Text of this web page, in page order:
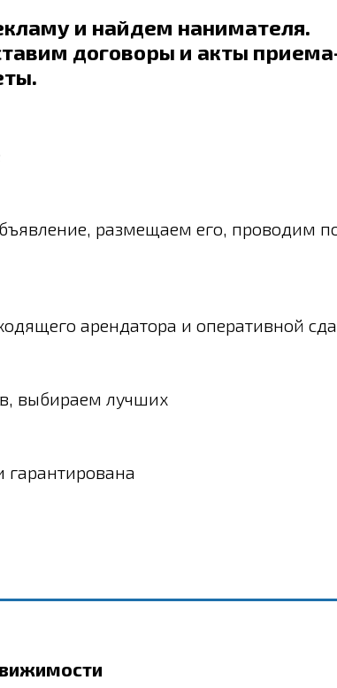
и найдем нанимателя.
договоры и акты
размещаем его, проводим
арендатора и оперативной
выбираем лучших
гарантирована